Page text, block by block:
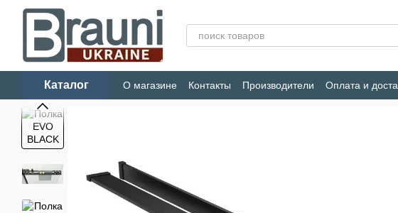
Перейти к основному контенту
Каталог О магазине Контакты Производители Оплата и
Конфиденциальность